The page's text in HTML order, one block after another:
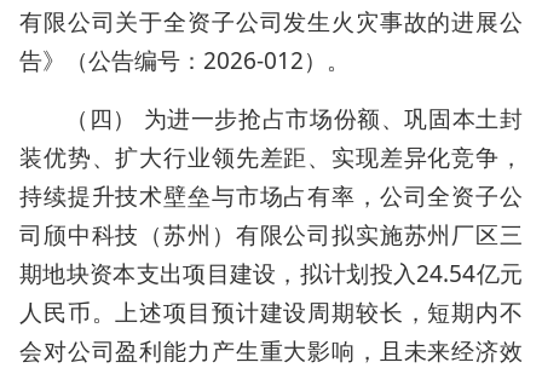
有限公司关于全资子公司发生火灾事故的进展公
告》（公告编号：2026-012）。
（四） 为进一步抢占市场份额、巩固本土封
装优势、扩大行业领先差距、实现差异化竞争，
持续提升技术壁垒与市场占有率，公司全资子公
司颀中科技（苏州）有限公司拟实施苏州厂区三
期地块资本支出项目建设，拟计划投入24.54亿元
人民币。上述项目预计建设周期较长，短期内不
会对公司盈利能力产生重大影响，且未来经济效